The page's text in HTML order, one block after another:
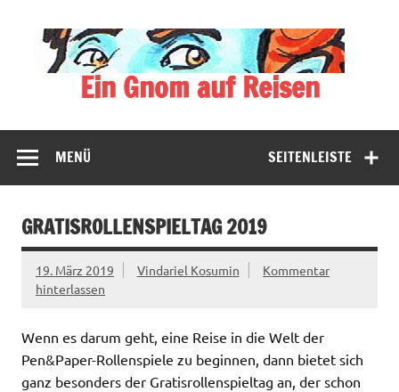
springen
Ein Gnom auf Reisen
SEITENLEISTE
MENÜ
GRATISROLLENSPIELTAG 2019
19. März 2019 Vindariel Kosumin
Kommentar
hinterlassen
Wenn es darum geht, eine Reise in die Welt der
Pen&Paper-Rollenspiele zu beginnen, dann bietet sich
ganz besonders der Gratisrollenspieltag an, der schon